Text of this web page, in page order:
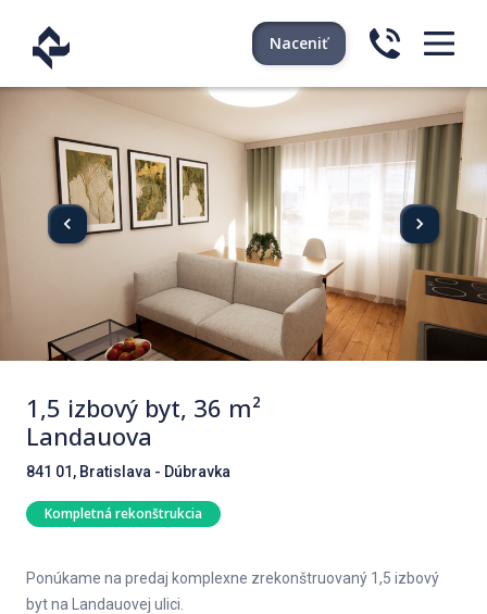
Naceniť
1,5 izbový byt, 36 m²
Landauova
841 01, Bratislava - Dúbravka
Kompletná rekonštrukcia
Ponúkame na predaj komplexne zrekonštruovaný 1,5 izbový
byt na Landauovej ulici.